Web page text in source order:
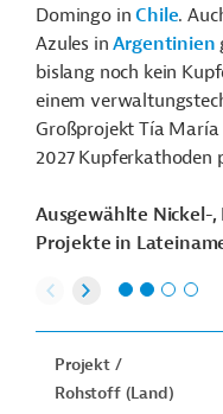
Domingo inChile.
Azules inArgentinien
bislang noch kein
einem
Großprojekt Tía María
2027 Kupferkathoden
Ausgewählte Nickel-
Projekte in
Projekt /
Rohstoff (Land)